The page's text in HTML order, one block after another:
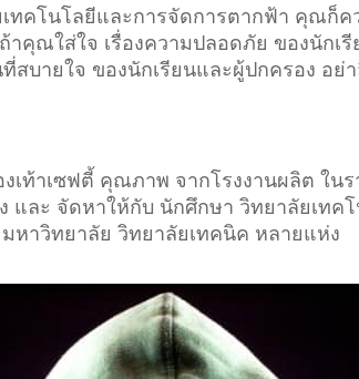
ทคโนโลยีและการจัดการตากฟ้า คุณก็
าคุณใส่ใจ เรื่องความปลอดภัย ของนักเ
สบายใจ ของนักเรียนและผู้ปกครอง อย่า
งเท้าเซฟตี้ คุณภาพ จากโรงงานผลิต ใน
และ จัดหาให้กับ นักศึกษา วิทยาลัยเทค
หาวิทยาลัย วิทยาลัยเทคนิค หลายแห่ง